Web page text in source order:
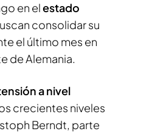
en elestado
consolidar su
el último mes en
de Alemania.
a nivel
crecientes niveles
Berndt, parte